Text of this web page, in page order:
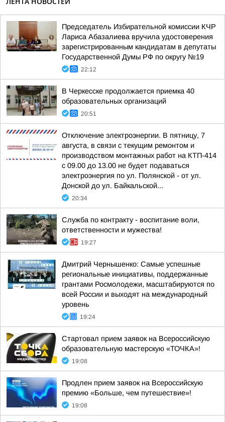
Председатель Избирательной комиссии КЧР
Лариса Абазалиева вручила удостоверения
зарегистрированным кандидатам в депутаты
Государственной Думы РФ по округу №19
22:12
В Черкесске продолжается приемка 40
образовательных организаций
20:51
Отключение электроэнергии. В пятницу, 7
августа, в связи с текущим ремонтом и
производством монтажных работ на КТП-414
с 09.00 до 13.00 не будет подаваться
электроэнергия по ул. Полянской - от ул.
Донской до ул. Байкальской...
20:34
Служба по контракту - воспитание воли,
ответственности и мужества!
19:27
Дмитрий Чернышенко: Самые успешные
региональные инициативы, поддержанные
грантами Росмолодежи, масштабируются по
всей России и выходят на международный
уровень
19:24
Стартовал прием заявок на Всероссийскую
образовательную мастерскую «ТОЧКА»!
19:08
Продлен прием заявок на Всероссийскую
премию «Больше, чем путешествие»!
19:08